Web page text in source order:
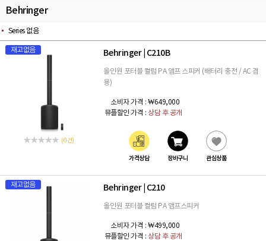
Behringer
Series 없음
재고없음
(0 건)
Behringer C210B
올인원 포터블 컬럼 PA 앰프 스피커 (배터리 충전 / AC 겸
용)
소비자 가격 : ₩649,000
뮤플할인 가격 : 상담 후 공개
가격상담 장바구니 관심상품
재고없음 Behringer C210
올인원 포터블 컬럼 PA 앰프스피커
소비자 가격 : ₩499,000
뮤플할인 가격 : 상담 후 공개